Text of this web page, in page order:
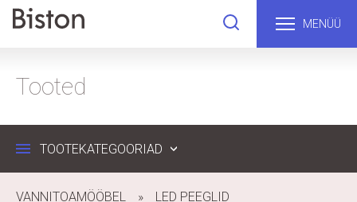
MENÜÜ
Tooted
TOOTEKATEGOORIAD
VANNITOAMÖÖBEL LED PEEGLID